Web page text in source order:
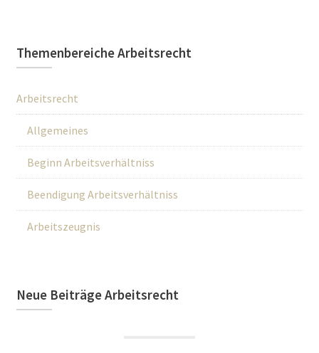
Themenbereiche Arbeitsrecht
Arbeitsrecht
Allgemeines
Beginn Arbeitsverhältniss
Beendigung Arbeitsverhältniss
Arbeitszeugnis
Neue Beiträge Arbeitsrecht